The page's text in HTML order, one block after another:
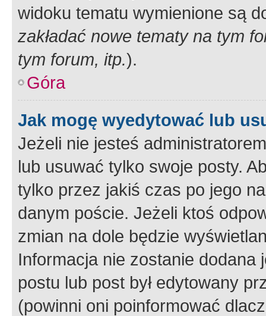
widoku tematu wymienione są
zakładać nowe tematy na tym
tym forum, itp.).
Góra
Jak mogę wyedytować lub
Jeżeli nie jesteś
lub usuwać tylko swoje posty.
tylko przez jakiś czas po jego
danym poście. Jeżeli ktoś
zmian na dole będzie
Informacja nie zostanie dodana
postu lub post był edytowany
(powinni oni poinformować